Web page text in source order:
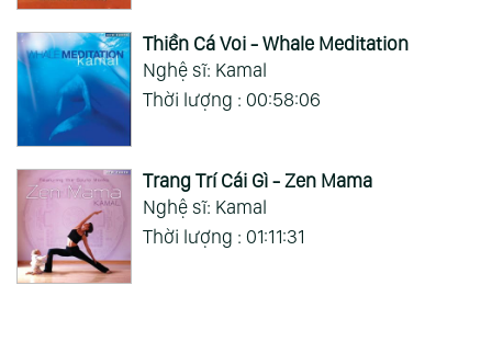
Thiền Cá Voi - Whale Meditation
Nghệ sĩ: Kamal
Thời lượng : 00:58:06
Trang Trí Cái Gì - Zen Mama
Nghệ sĩ: Kamal
Thời lượng : 01:11:31